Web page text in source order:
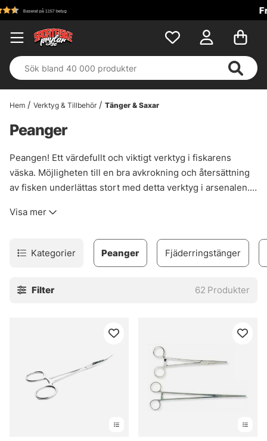
Hem Verktyg & Tillbehör Tänger & Saxar
Peanger
Peangen! Ett värdefullt och viktigt verktyg i fiskarens
väska. Möjligheten till en bra avkrokning och återsättning
av fisken underlättas stort med detta verktyg i arsenalen.
modeller så hittar ni vad som behövs för att förenkla
skador.
Visa mer
Kategorier Fjäderringstänger
Peanger
Filter 62 Produkter